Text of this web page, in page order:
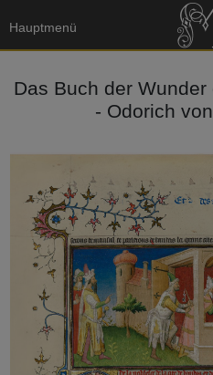
Hauptmenü
Das Buch der
- Odorich